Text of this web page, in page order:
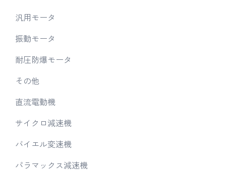
汎用モータ
振動モータ
耐圧防爆モータ
その他
直流電動機
サイクロ減速機
バイエル変速機
パラマックス減速機